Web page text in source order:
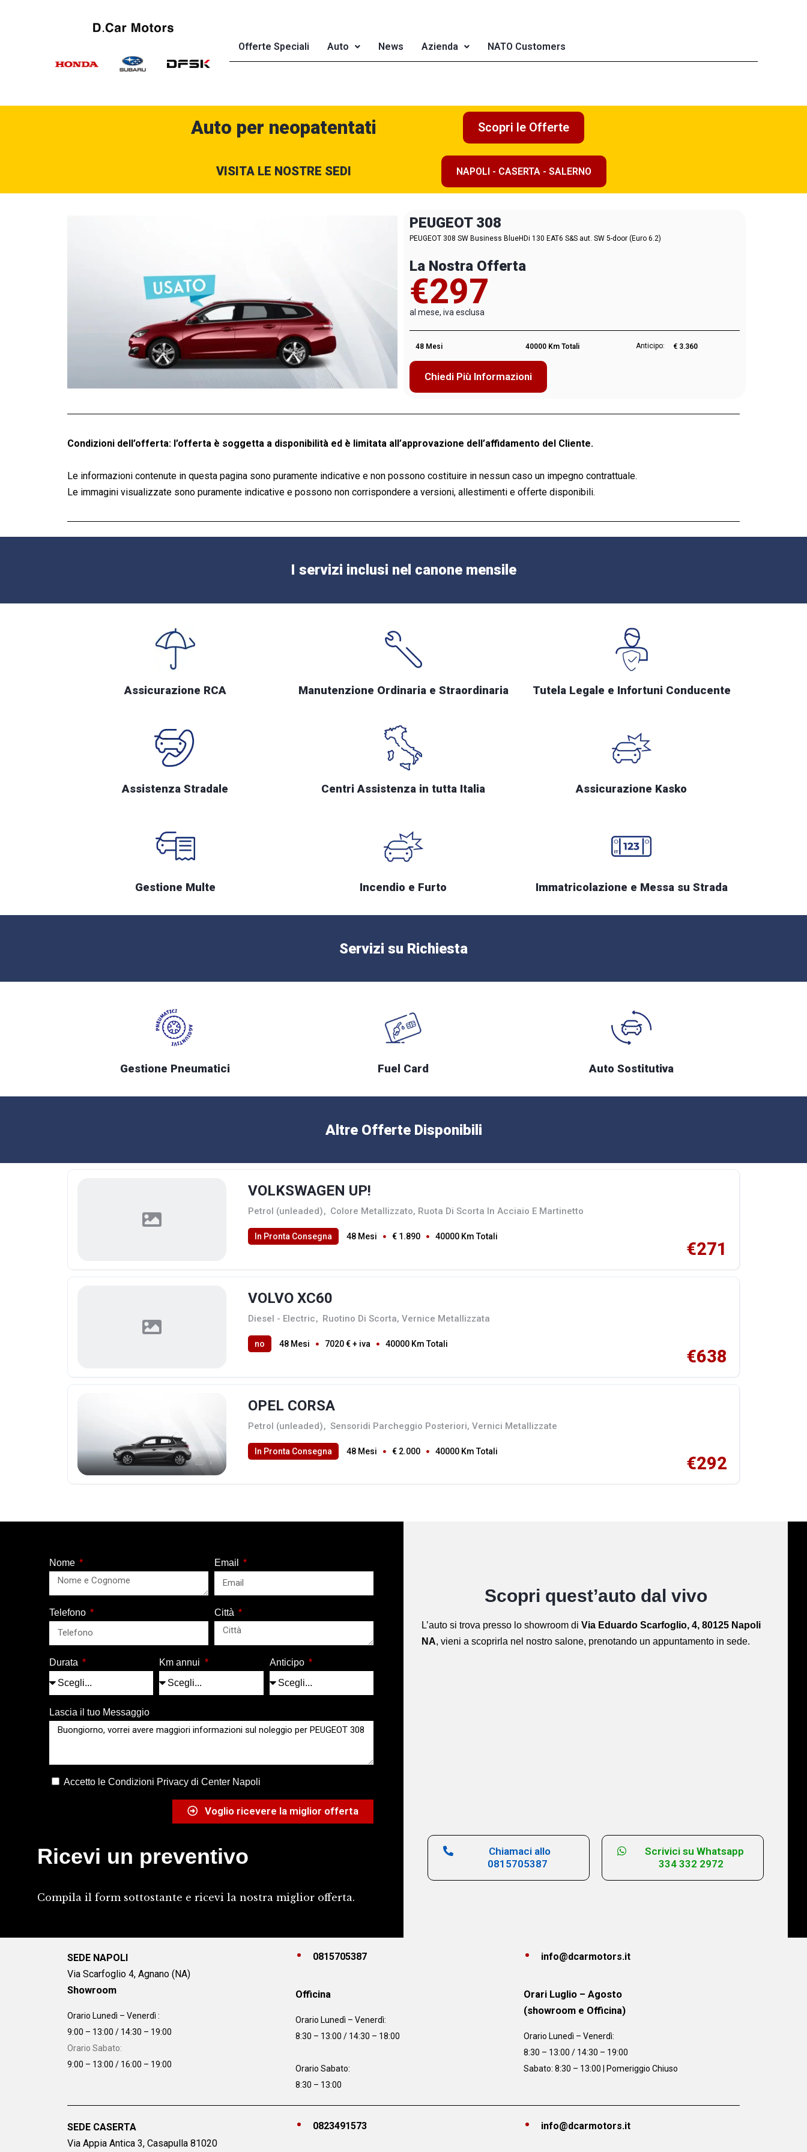
Offerte Speciali Auto News Azienda NATO Customers
Auto per neopatentati Scopri le Offerte
VISITA LE NOSTRE SEDI NAPOLI - CASERTA - SALERNO
PEUGEOT 308
PEUGEOT 308 SW Business BlueHDi 130 EAT6 S&S aut. SW 5-door (Euro 6.2)
La Nostra Offerta
€297
al mese, iva esclusa
48 Mesi 40000 Km Totali Anticipo: € 3.360
Chiedi Più Informazioni
Condizioni dell’offerta: l’offerta è soggetta a disponibilità ed è limitata all’approvazione dell’affidamento del Cliente.
Le informazioni contenute in questa pagina sono puramente indicative e non possono costituire in nessun caso un impegno contrattuale.
Le immagini visualizzate sono puramente indicative e possono non corrispondere a versioni, allestimenti e offerte disponibili.
I servizi inclusi nel canone mensile
Assicurazione RCA Manutenzione Ordinaria e Straordinaria Tutela Legale e Infortuni Conducente
Assistenza Stradale Centri Assistenza in tutta Italia Assicurazione Kasko
Gestione Multe Incendio e Furto Immatricolazione e Messa su Strada
Servizi su Richiesta
Gestione Pneumatici Fuel Card Auto Sostitutiva
Altre Offerte Disponibili
VOLKSWAGEN UP!
Petrol (unleaded), Colore Metallizzato, Ruota Di Scorta In Acciaio E Martinetto
In Pronta Consegna 48 Mesi € 1.890 40000 Km Totali
€271
VOLVO XC60
Diesel - Electric, Ruotino Di Scorta, Vernice Metallizzata
no 48 Mesi 7020 € + iva 40000 Km Totali
€638
1
OPEL CORSA
Petrol (unleaded), Sensoridi Parcheggio Posteriori, Vernici Metallizzate
In Pronta Consegna 48 Mesi € 2.000 40000 Km Totali
€292
Nome Email
Telefono Città
Durata Km annui Anticipo
Lascia il tuo Messaggio
Accetto le Condizioni Privacy di Center Napoli
Voglio ricevere la miglior offerta
Ricevi un preventivo
Compila il form sottostante e ricevi la nostra miglior offerta.
Scopri quest’auto dal vivo
L’auto si trova presso lo showroom di Via Eduardo Scarfoglio, 4, 80125 Napoli
NA, vieni a scoprirla nel nostro salone, prenotando un appuntamento in sede.
Chiamaci allo
0815705387
Scrivici su Whatsapp
334 332 2972
SEDE NAPOLI
Via Scarfoglio 4, Agnano (NA)
Showroom
Orario Lunedì – Venerdì :
9:00 – 13:00 / 14:30 – 19:00
Orario Sabato:
9:00 – 13:00 / 16:00 – 19:00
0815705387
Officina
Orario Lunedì – Venerdì:
8:30 – 13:00 / 14:30 – 18:00
Orario Sabato:
8:30 – 13:00
info@dcarmotors.it
Orari Luglio – Agosto
(showroom e Officina)
Orario Lunedì – Venerdì:
8:30 – 13:00 / 14:30 – 19:00
Sabato: 8:30 – 13:00 | Pomeriggio Chiuso
SEDE CASERTA
Via Appia Antica 3, Casapulla 81020
0823491573 info@dcarmotors.it